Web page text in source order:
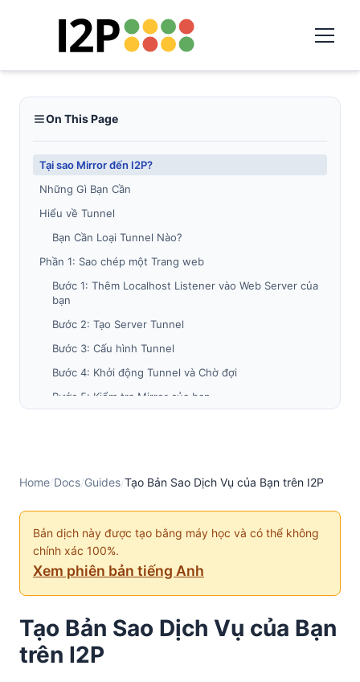
On This Page
Tại sao Mirror đến I2P?
Những Gì Bạn Cần
Hiểu về Tunnel
Bạn Cần Loại Tunnel Nào?
Phần 1: Sao chép một Trang web
Bước 1: Thêm Localhost Listener vào Web Server của
bạn
Bước 2: Tạo Server Tunnel
Bước 3: Cấu hình Tunnel
Bước 4: Khởi động Tunnel và Chờ đợi
Bước 5: Kiểm tra Mirror của bạn
Viết Lại URL cho Clearnet Mirrors
Gitea (Đầy đủ tính năng)
cgit (Lựa chọn thay thế nhẹ)
Nextcloud
Máy chủ tệp đơn giản
Home/Docs/Guides/Tạo Bản Sao Dịch Vụ của Bạn trên I2P
Bản dịch này được tạo bằng máy học và có thể không
chính xác 100%.
Xem phiên bản tiếng Anh
Tạo Bản Sao Dịch Vụ của Bạn
trên I2P